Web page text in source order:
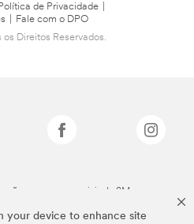
your device to enhance site
Política de Privacidade
Fale com o DPO
Direitos Reservados.
são marcas comerciais da 3M.